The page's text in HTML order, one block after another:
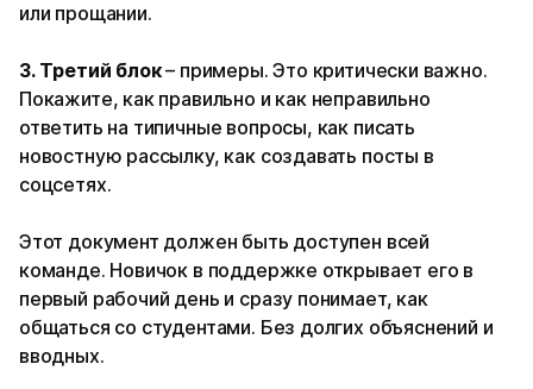
или прощании.
3. Третий блок– примеры. Это критически важно.
Покажите, как правильно и как неправильно
ответить на типичные вопросы, как писать
новостную рассылку, как создавать посты в
соцсетях.
Этот документ должен быть доступен всей
команде. Новичок в поддержке открывает его в
первый рабочий день и сразу понимает, как
общаться со студентами. Без долгих объяснений и
вводных.